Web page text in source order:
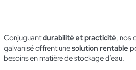
Conjuguantdurabilité et practicité, nos
galvanisé offrent unesolution rentable
besoins en matière de stockage d’eau.